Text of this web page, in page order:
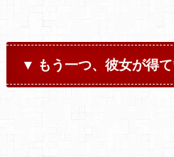
▼ もう一つ、彼女が得